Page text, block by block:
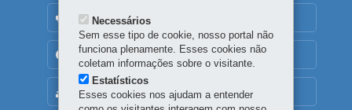
MAPA DO SITE
OUVIDORIA
TRANSPARÊNCIA INSTITUCIONAL
Necessários
Sem esse tipo de cookie, nosso portal não
funciona plenamente. Esses cookies não
coletam informações sobre o visitante.
Estatísticos
Esses cookies nos ajudam a entender